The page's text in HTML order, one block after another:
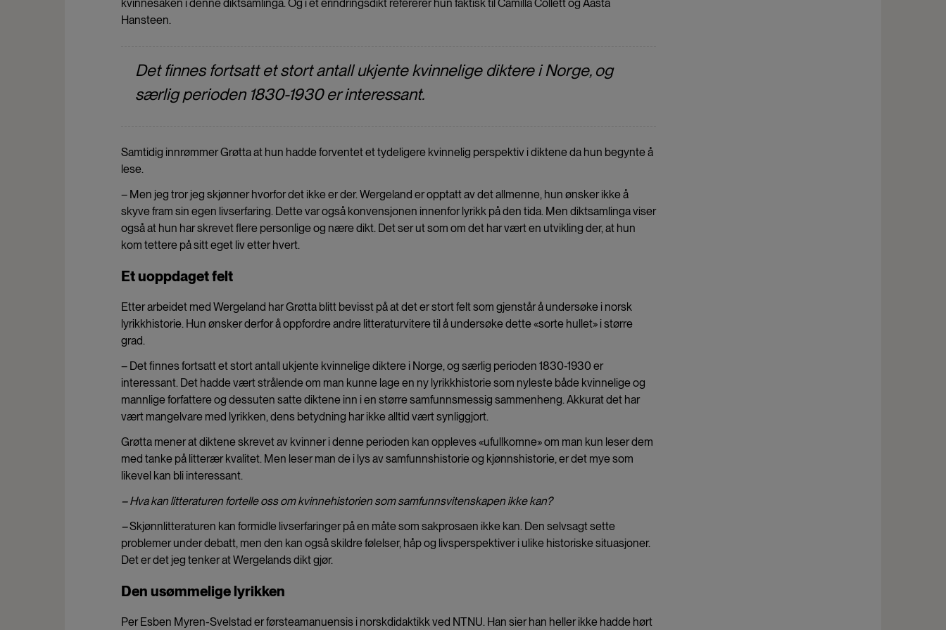
kvinnesaken i denne diktsamlinga. Og i et erindringsdikt refererer hun faktisk til Camilla Collett og Aasta
Hansteen.
Det finnes fortsatt et stort antall ukjente kvinnelige diktere i Norge, og
særlig perioden 1830-1930 er interessant.
Samtidig innrømmer Grøtta at hun hadde forventet et tydeligere kvinnelig perspektiv i diktene da hun begynte å
lese.
– Men jeg tror jeg skjønner hvorfor det ikke er der. Wergeland er opptatt av det allmenne, hun ønsker ikke å
skyve fram sin egen livserfaring. Dette var også konvensjonen innenfor lyrikk på den tida. Men diktsamlinga viser
også at hun har skrevet flere personlige og nære dikt. Det ser ut som om det har vært en utvikling der, at hun
kom tettere på sitt eget liv etter hvert.
Et uoppdaget felt
Etter arbeidet med Wergeland har Grøtta blitt bevisst på at det er stort felt som gjenstår å undersøke i norsk
lyrikkhistorie. Hun ønsker derfor å oppfordre andre litteraturvitere til å undersøke dette «sorte hullet» i større
grad.
– Det finnes fortsatt et stort antall ukjente kvinnelige diktere i Norge, og særlig perioden 1830-1930 er
interessant. Det hadde vært strålende om man kunne lage en ny lyrikkhistorie som nyleste både kvinnelige og
mannlige forfattere og dessuten satte diktene inn i en større samfunnsmessig sammenheng. Akkurat det har
vært mangelvare med lyrikken, dens betydning har ikke alltid vært synliggjort.
Grøtta mener at diktene skrevet av kvinner i denne perioden kan oppleves «ufullkomne» om man kun leser dem
med tanke på litterær kvalitet. Men leser man de i lys av samfunnshistorie og kjønnshistorie, er det mye som
likevel kan bli interessant.
– Hva kan litteraturen fortelle oss om kvinnehistorien som samfunnsvitenskapen ikke kan?
–Skjønnlitteraturen kan formidle livserfaringer på en måte som sakprosaen ikke kan. Den selvsagt sette
problemer under debatt, men den kan også skildre følelser, håp og livsperspektiver i ulike historiske situasjoner.
Det er det jeg tenker at Wergelands dikt gjør.
Den usømmelige lyrikken
Per Esben Myren-Svelstad er førsteamanuensis i norskdidaktikk ved NTNU. Han sier han heller ikke hadde hørt